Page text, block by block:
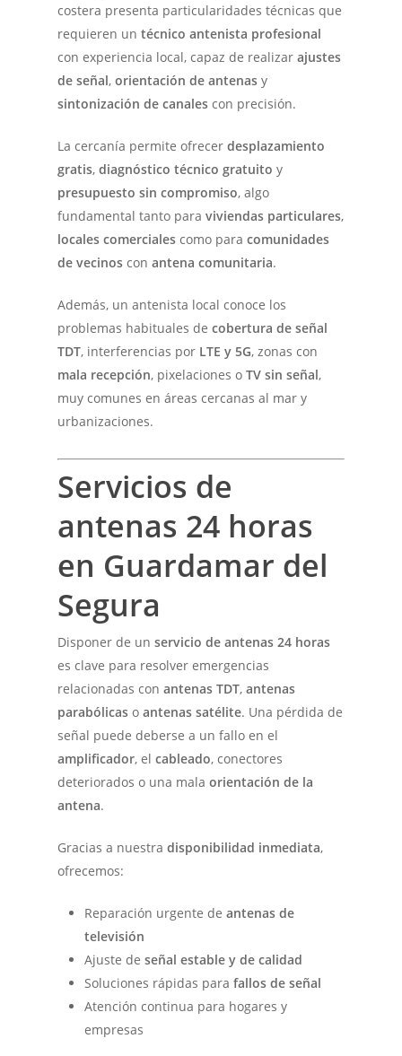
costera presenta particularidades técnicas que
requieren untécnico antenista profesional
con experiencia local, capaz de realizarajustes
de señal,orientación de antenas y
sintonización de canales con precisión.
La cercanía permite ofrecerdesplazamiento
gratis,diagnóstico técnico gratuito y
presupuesto sin compromiso, algo
fundamental tanto paraviviendas particulares,
locales comerciales como paracomunidades
de vecinos conantena comunitaria.
Además, un antenista local conoce los
problemas habituales decobertura de señal
TDT, interferencias por LTE y 5G, zonas con
mala recepción, pixelaciones oTV sin señal,
muy comunes en áreas cercanas al mar y
urbanizaciones.
Servicios de
antenas 24 horas
en Guardamar del
Segura
Disponer de unservicio de antenas 24 horas
es clave para resolver emergencias
relacionadas conantenas TDT,antenas
parabólicas oantenas satélite. Una pérdida de
señal puede deberse a un fallo en el
amplificador, elcableado, conectores
deteriorados o una malaorientación de la
antena.
Gracias a nuestradisponibilidad inmediata,
ofrecemos:
Reparación urgente deantenas de
televisión
Ajuste deseñal estable y de calidad
Soluciones rápidas parafallos de señal
Atención continua para hogares y
empresas